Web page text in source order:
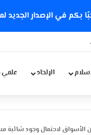
بكم في الإصدار الجديد
الإلحاد علمي
الأسواق لاحتمال وجود شائبة